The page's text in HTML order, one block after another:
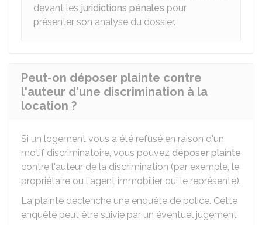
devant les juridictions pénales pour
présenter son analyse du dossier.
Peut-on déposer plainte contre
l'auteur d'une discrimination à la
location ?
Si un logement vous a été refusé en raison d'un
motif discriminatoire, vous pouvez déposer plainte
contre l'auteur de la discrimination (par exemple, le
propriétaire ou l'agent immobilier qui le représente).
La plainte déclenche une enquête de police. Cette
enquête peut être suivie par un éventuel jugement